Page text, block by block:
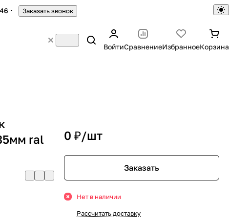
Заказать звонок
ВойтиСравнениеИзбранноеКорзина
ral
0 ₽/шт
Заказать
Нет в наличии
Рассчитать доставку